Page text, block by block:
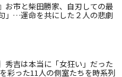
お市と柴田勝家、自刃しての最
」…運命を共にした２人の悲劇
秀吉は本当に「女狂い」だった
彩った11人の側室たちを時系列